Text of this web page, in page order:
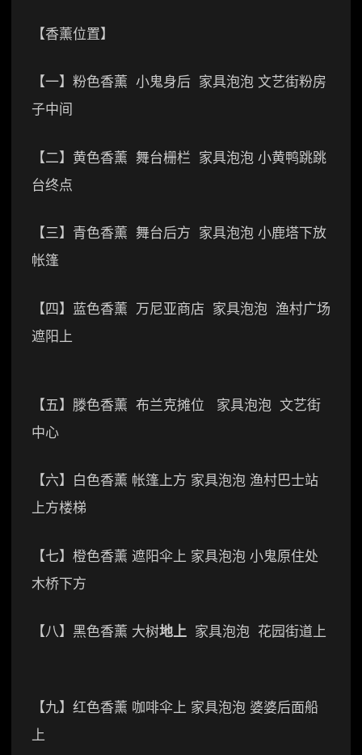
【香薰位置】
【一】粉色香薰 小鬼身后 家具泡泡 文艺街粉房
子中间
【二】黄色香薰 舞台栅栏 家具泡泡 小黄鸭跳跳
台终点
【三】青色香薰 舞台后方 家具泡泡 小鹿塔下放
帐篷
【四】蓝色香薰 万尼亚商店 家具泡泡 渔村广场
遮阳上
【五】滕色香薰 布兰克摊位 家具泡泡 文艺街
中心
【六】白色香薰 帐篷上方 家具泡泡 渔村巴士站
上方楼梯
【七】橙色香薰 遮阳伞上 家具泡泡 小鬼原住处
木桥下方
【八】黑色香薰 大树地上 家具泡泡 花园街道上
【九】红色香薰 咖啡伞上 家具泡泡 婆婆后面船
上